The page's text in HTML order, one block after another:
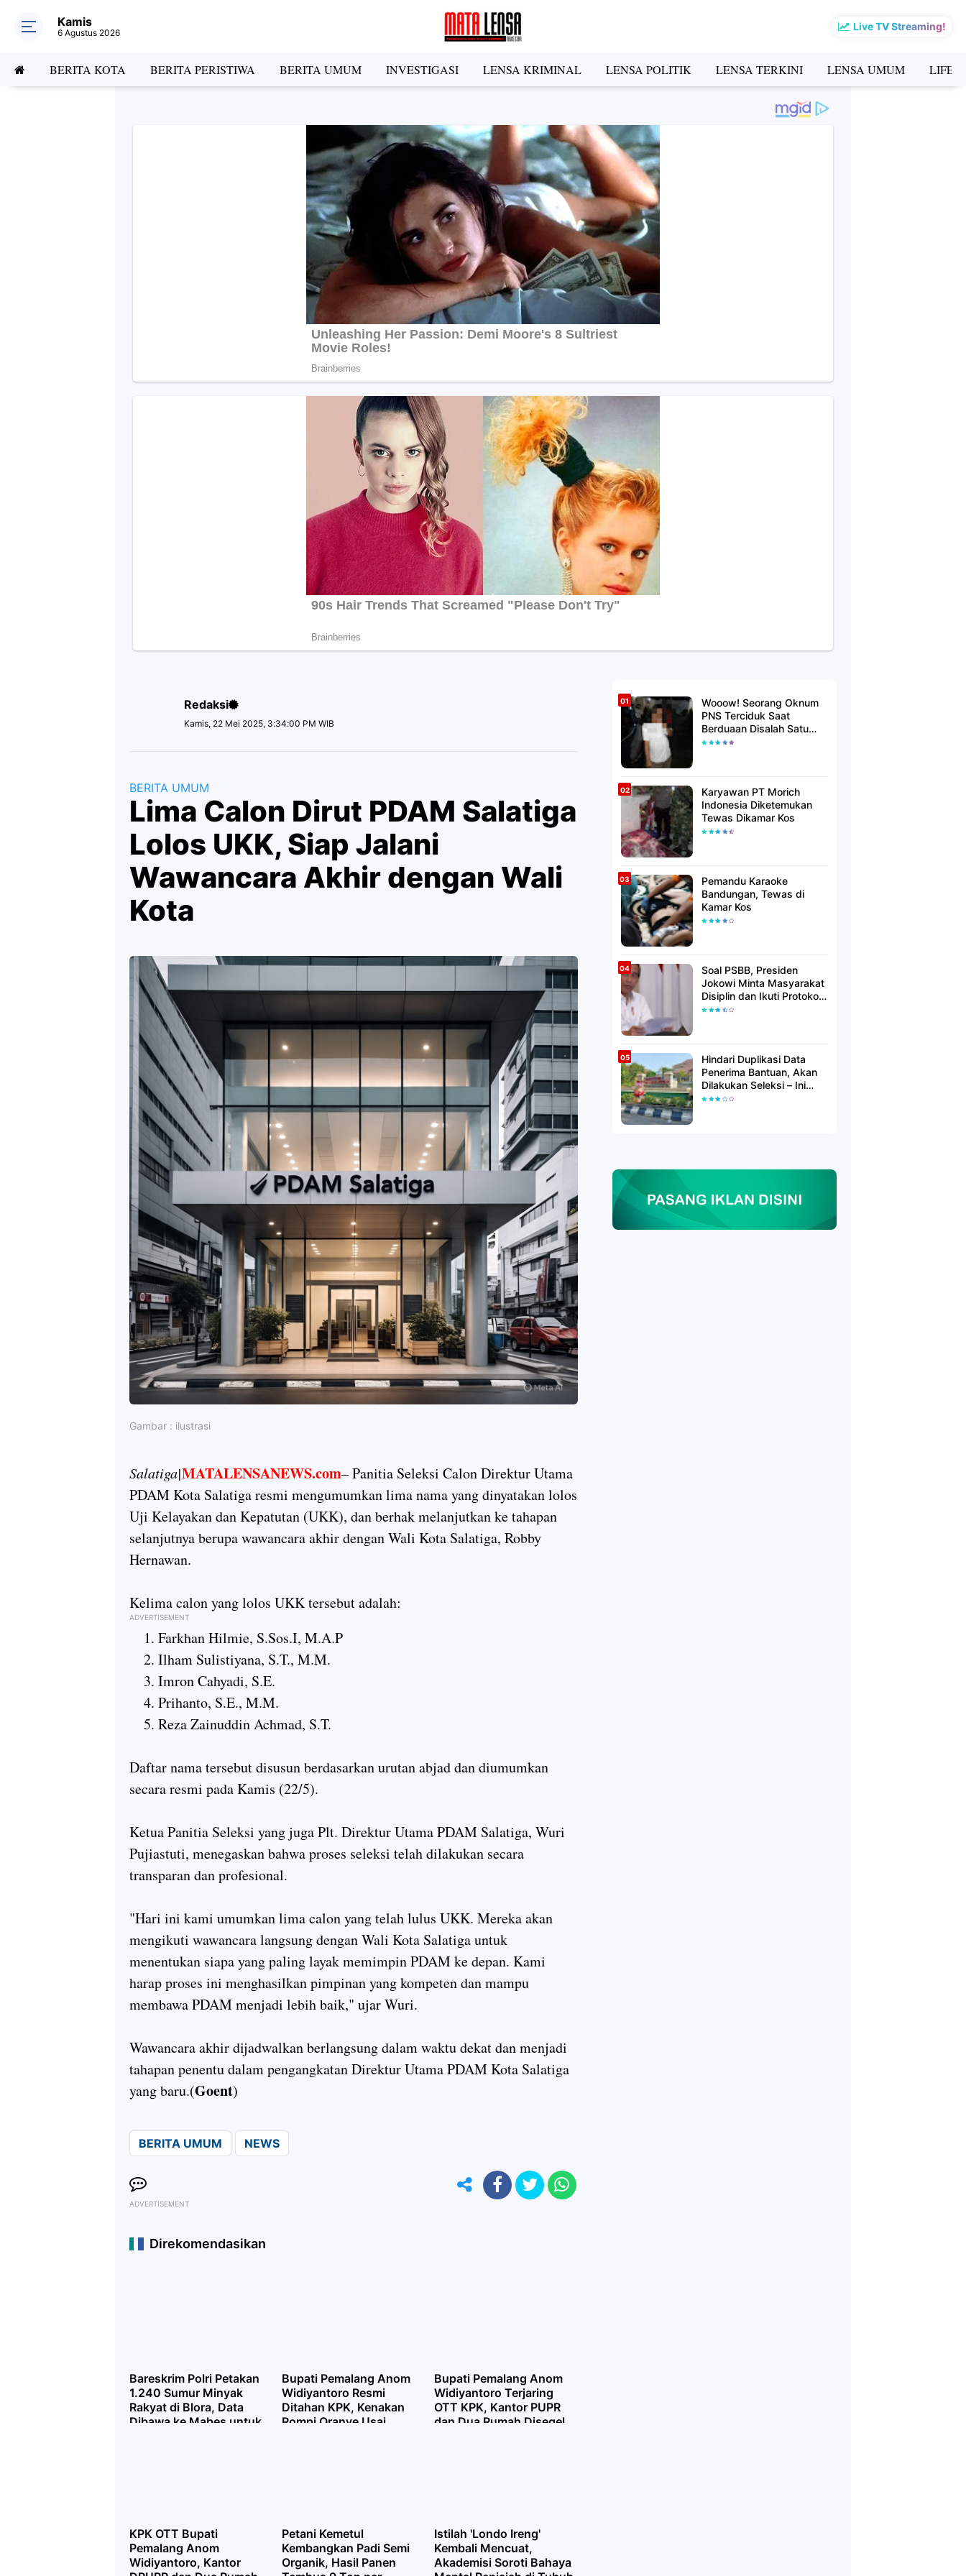
Live TV Streaming!
Kamis
6 Agustus 2026
BERITA KOTA BERITA PERISTIWA BERITA UMUM INVESTIGASI LENSA KRIMINAL LENSA POLITIK LENSA TERKINI LENSA UMUM
Redaksi
Kamis, 22 Mei 2025, 3:34:00 PM WIB
BERITA UMUM
Lima Calon Dirut PDAM Salatiga
Lolos UKK, Siap Jalani
Wawancara Akhir dengan Wali
Kota
Gambar : ilustrasi
Salatiga|MATALENSANEWS.com–Panitia Seleksi Calon Direktur Utama
PDAM Kota Salatiga resmi mengumumkan lima nama yang dinyatakan lolos
Uji Kelayakan dan Kepatutan (UKK), dan berhak melanjutkan ke tahapan
selanjutnya berupa wawancara akhir dengan Wali Kota Salatiga, Robby
Hernawan.
Kelima calon yang lolos UKK tersebut adalah:
ADVERTISEMENT
Farkhan Hilmie, S.Sos.I, M.A.P
Ilham Sulistiyana, S.T., M.M.
Imron Cahyadi, S.E.
Prihanto, S.E., M.M.
Reza Zainuddin Achmad, S.T.
Daftar nama tersebut disusun berdasarkan urutan abjad dan diumumkan
secara resmi pada Kamis (22/5).
Ketua Panitia Seleksi yang juga Plt. Direktur Utama PDAM Salatiga, Wuri
Pujiastuti, menegaskan bahwa proses seleksi telah dilakukan secara
transparan dan profesional.
"Hari ini kami umumkan lima calon yang telah lulus UKK. Mereka akan
mengikuti wawancara langsung dengan Wali Kota Salatiga untuk
menentukan siapa yang paling layak memimpin PDAM ke depan. Kami
harap proses ini menghasilkan pimpinan yang kompeten dan mampu
membawa PDAM menjadi lebih baik," ujar Wuri.
Wawancara akhir dijadwalkan berlangsung dalam waktu dekat dan menjadi
tahapan penentu dalam pengangkatan Direktur Utama PDAM Kota Salatiga
yang baru.(Goent)
BERITA UMUM NEWS
ADVERTISEMENT
Direkomendasikan
Bareskrim Polri Petakan
1.240 Sumur Minyak
Rakyat di Blora, Data
Dibawa ke Mabes untuk
Bupati Pemalang Anom
Widiyantoro Resmi
Ditahan KPK, Kenakan
Rompi Oranye Usai
Bupati Pemalang Anom
Widiyantoro Terjaring
OTT KPK, Kantor PUPR
dan Dua Rumah Disegel
KPK OTT Bupati
Pemalang Anom
Widiyantoro, Kantor
Petani Kemetul
Kembangkan Padi Semi
Organik, Hasil Panen
Istilah 'Londo Ireng'
Kembali Mencuat,
Akademisi Soroti Bahaya
Wooow! Seorang Oknum
PNS Terciduk Saat
Berduaan Disalah Satu
Kamar Hotel Salatiga
Karyawan PT Morich
Indonesia Diketemukan
Tewas Dikamar Kos
Pemandu Karaoke
Bandungan, Tewas di
Kamar Kos
Soal PSBB, Presiden
Jokowi Minta Masyarakat
Disiplin dan Ikuti Protokol
Kesehatan
Hindari Duplikasi Data
Penerima Bantuan, Akan
Dilakukan Seleksi – Ini
Penjelasanya